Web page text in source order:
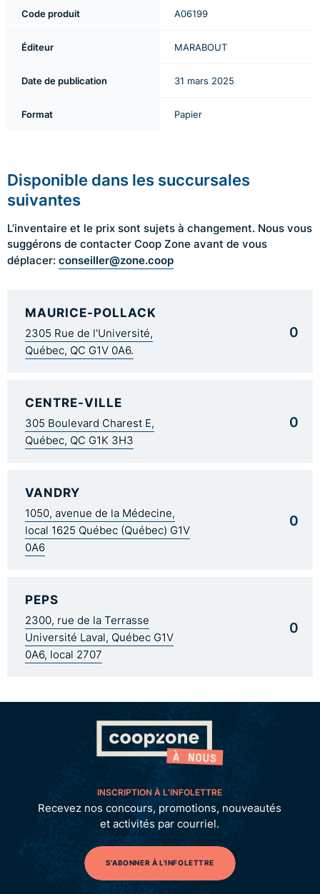
Code produit A06199
Éditeur MARABOUT
Date de publication 31 mars 2025
Format Papier
Disponible dans les succursales
suivantes
L’inventaire et le prix sont sujets à changement. Nous vous
suggérons de contacter Coop Zone avant de vous
déplacer: conseiller@zone.coop
MAURICE-POLLACK
2305 Rue de l'Université,
Québec, QC G1V 0A6.
0
CENTRE-VILLE
305 Boulevard Charest E,
Québec, QC G1K 3H3
0
VANDRY
1050, avenue de la Médecine,
local 1625 Québec (Québec) G1V
0A6
0
PEPS
2300, rue de la Terrasse
Université Laval, Québec G1V
0A6, local 2707
0
INSCRIPTION À L’INFOLETTRE
Recevez nos concours, promotions, nouveautés
et activités par courriel.
S'ABONNER À L'INFOLETTRE